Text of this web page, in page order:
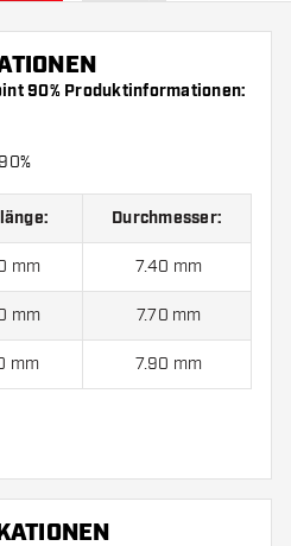
90% Produktinformationen:
Durchmesser:
mm 7.40 mm
mm 7.70 mm
mm 7.90 mm
90% kommen mit: